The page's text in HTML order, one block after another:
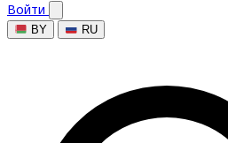
Войти
BY RU